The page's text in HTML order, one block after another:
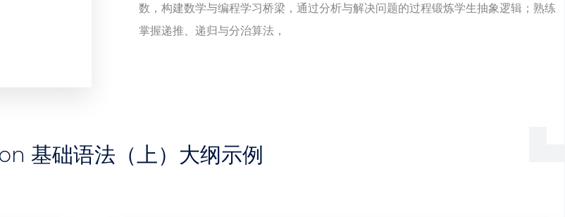
数，构建数学与编程学习桥梁，通过分析与解决问题的过程锻炼学生抽象逻辑；熟练
掌握递推、递归与分治算法，
基础语法（上）大纲示例